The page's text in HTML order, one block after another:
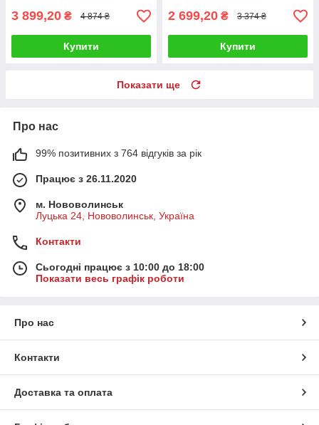
3 899,20 ₴ 4 874 ₴
Купити
2 699,20 ₴ 3 374 ₴
Купити
Показати ще
Про нас
99% позитивних з 764 відгуків за рік
Працює з 26.11.2020
м. Нововолинськ
Луцька 24, Нововолинськ, Україна
Контакти
Сьогодні працює з 10:00 до 18:00
Показати весь графік роботи
Про нас
Контакти
Доставка та оплата